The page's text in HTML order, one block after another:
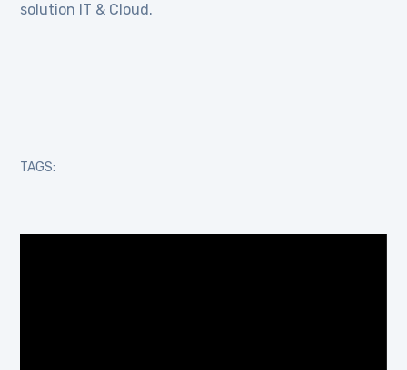
solution IT & Cloud.
TAGS: